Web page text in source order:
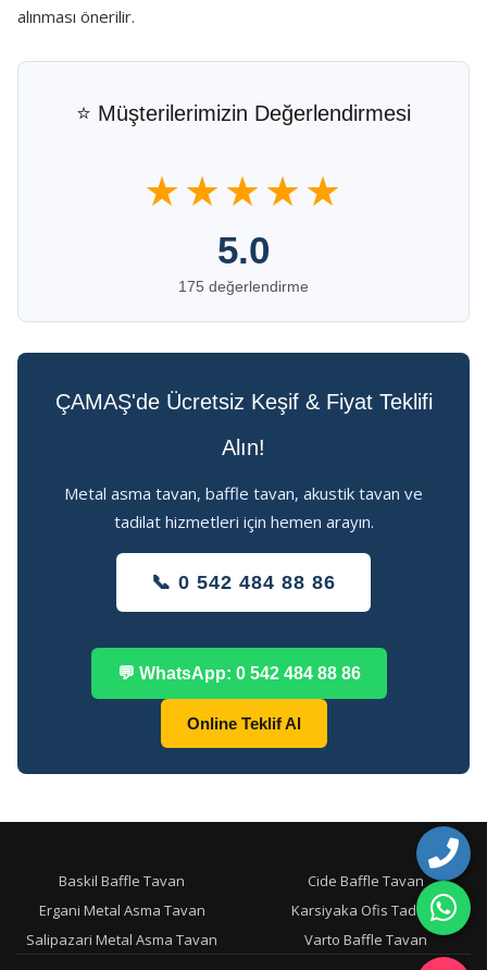
alınması önerilir.
⭐ Müşterilerimizin Değerlendirmesi
★★★★★
5.0
175 değerlendirme
ÇAMAŞ'de Ücretsiz Keşif & Fiyat Teklifi
Alın!
Metal asma tavan, baffle tavan, akustik tavan ve
tadilat hizmetleri için hemen arayın.
📞 0 542 484 88 86
💬 WhatsApp: 0 542 484 88 86
Online Teklif Al
Baskil Baffle Tavan
Cide Baffle Tavan
Ergani Metal Asma Tavan
Karsiyaka Ofis Tadilati
Salipazari Metal Asma Tavan
Varto Baffle Tavan